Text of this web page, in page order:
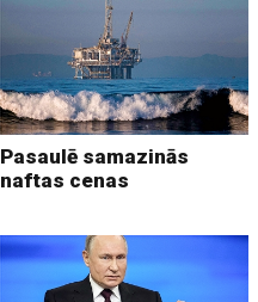
Pasaulē samazinās
naftas cenas